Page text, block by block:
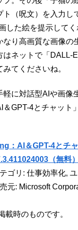
（呪文）を入力し
した絵を提示して
なり高画質な画像の
はネットで「
てくださいね。
軽に対話型AIや画像
＆GPT-4とチャット
：AI＆GPT-4とチ
（無料）
ゴリ: 仕事効率化,
元: Microsoft
時のものです。